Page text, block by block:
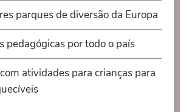
parques de diversão da Europa
pedagógicas por todo o país
atividades para crianças para